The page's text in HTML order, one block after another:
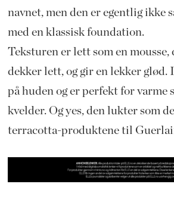
navnet, men den er egentlig ikke
med en klassisk foundation.
Teksturen er lett som en mousse,
dekker lett, og gir en lekker glød.
på huden og er perfekt for varme
kvelder. Og yes, den lukter som
terracotta-produktene til